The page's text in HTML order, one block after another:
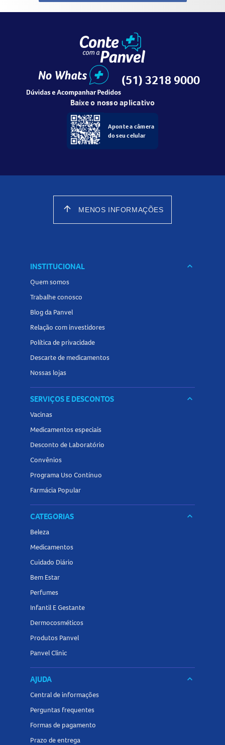
(51) 3218 9000
Baixe o nosso aplicativo
Aponte a câmera
do seu celular
arrow_upward MENOS INFORMAÇÕES
INSTITUCIONAL keyboard_arrow_down
Quem somos
Trabalhe conosco
Blog da Panvel
Relação com investidores
Política de privacidade
Descarte de medicamentos
Nossas lojas
SERVIÇOS E DESCONTOS keyboard_arrow_down
Vacinas
Medicamentos especiais
Desconto de Laboratório
Convênios
Programa Uso Contínuo
Farmácia Popular
CATEGORIAS keyboard_arrow_down
Beleza
Medicamentos
Cuidado Diário
Bem Estar
Perfumes
Infantil E Gestante
Dermocosméticos
Produtos Panvel
Panvel Clinic
AJUDA keyboard_arrow_down
Central de informações
Perguntas frequentes
Formas de pagamento
Prazo de entrega